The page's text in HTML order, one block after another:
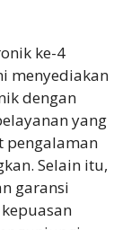
ke-4
menyediakan
dengan
yang
pengalaman
Selain itu,
garansi